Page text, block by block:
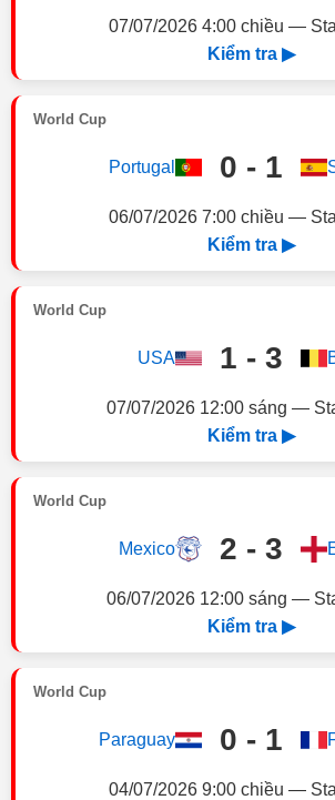
07/07/2026 4:00 chiều —
Kiểm tra ▶
World Cup
Portugal 0 - 1
06/07/2026 7:00 chiều —
Kiểm tra ▶
World Cup
USA 1 - 3
07/07/2026 12:00 sáng —
Kiểm tra ▶
World Cup
Mexico 2 - 3
06/07/2026 12:00 sáng —
Kiểm tra ▶
World Cup
Paraguay 0 - 1
04/07/2026 9:00 chiều —